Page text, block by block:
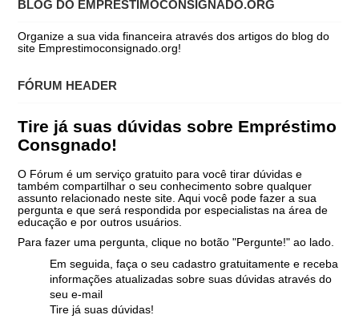
BLOG DO EMPRESTIMOCONSIGNADO.ORG
Organize a sua vida financeira através dos artigos do blog do
site Emprestimoconsignado.org!
FÓRUM HEADER
Tire já suas dúvidas sobre Empréstimo
Consgnado!
O Fórum é um serviço gratuito para você tirar dúvidas e
também compartilhar o seu conhecimento sobre qualquer
assunto relacionado neste site. Aqui você pode fazer a sua
pergunta e que será respondida por especialistas na área de
educação e por outros usuários.
Para fazer uma pergunta, clique no botão "Pergunte!" ao lado.
Em seguida, faça o seu cadastro gratuitamente e receba
informações atualizadas sobre suas dúvidas através do
seu e-mail
Tire já suas dúvidas!